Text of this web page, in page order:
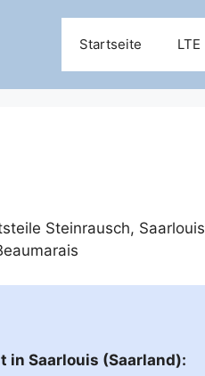
Startseite LTE
Steinrausch, Saarlouis
in Saarlouis (Saarland):